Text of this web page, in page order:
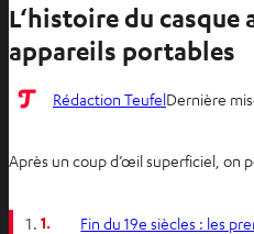
L‘histoire du
appareils portables
Rédaction TeufelDernière
Après un coup d’œil superficiel, on
1. Fin du 19e siècles : les